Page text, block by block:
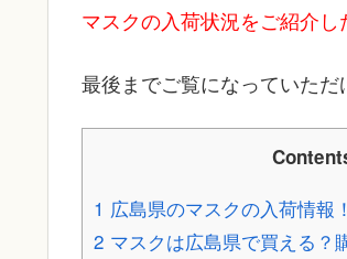
マスクの入荷状況をご紹介し
最後までご覧になっていただ
1 広島県のマスクの入荷情報
2 マスクは広島県で買える？